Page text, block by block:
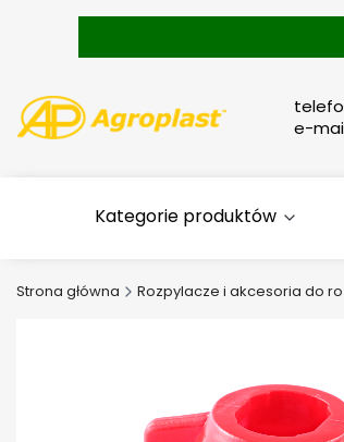
e-
Kategorie produktów
Strona główna Rozpylacze i akcesoria do